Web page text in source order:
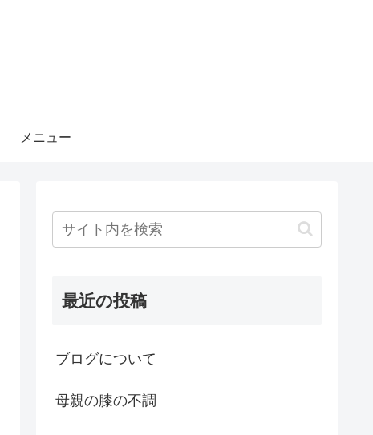
メニュー
最近の投稿
ブログについて
母親の膝の不調